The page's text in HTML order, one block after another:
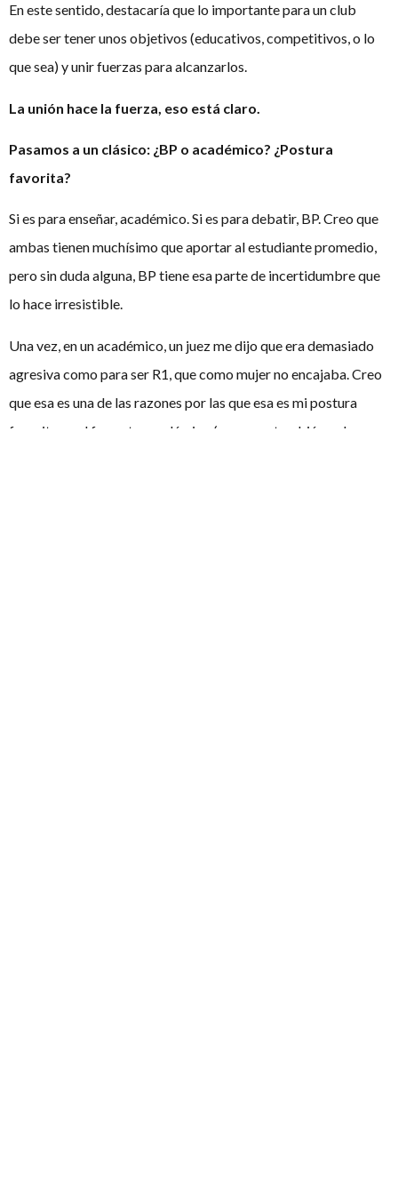
En este sentido, destacaría que lo importante para un club
debe ser tener unos objetivos (educativos, competitivos, o lo
que sea) y unir fuerzas para alcanzarlos.
La unión hace la fuerza, eso está claro.
Pasamos a un clásico: ¿BP o académico? ¿Postura
favorita?
Si es para enseñar, académico. Si es para debatir, BP. Creo que
ambas tienen muchísimo que aportar al estudiante promedio,
pero sin duda alguna, BP tiene esa parte de incertidumbre que
lo hace irresistible.
Una vez, en un académico, un juez me dijo que era demasiado
agresiva como para ser R1, que como mujer no encajaba. Creo
que esa es una de las razones por las que esa es mi postura
favorita en el formato académico (y porque también es la que